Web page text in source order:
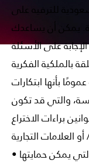
للترفيه على
يمكن أن يساعدك
على الأسئلة
بأنها ابتكارات
والتي قد تكون
براءات الاختراع
• تشمل الاختراعات التي يمكن حمايتها